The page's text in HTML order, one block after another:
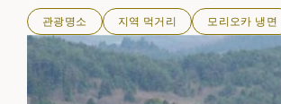
오카역 앞점 TEL019-606-1067 ●도난점 TEL019-
키친 이온 모리오카점 TEL019-605-2761 ●냉면 공
험) TEL019-691-7611
관광명소 지역 먹거리 모리오카 냉면